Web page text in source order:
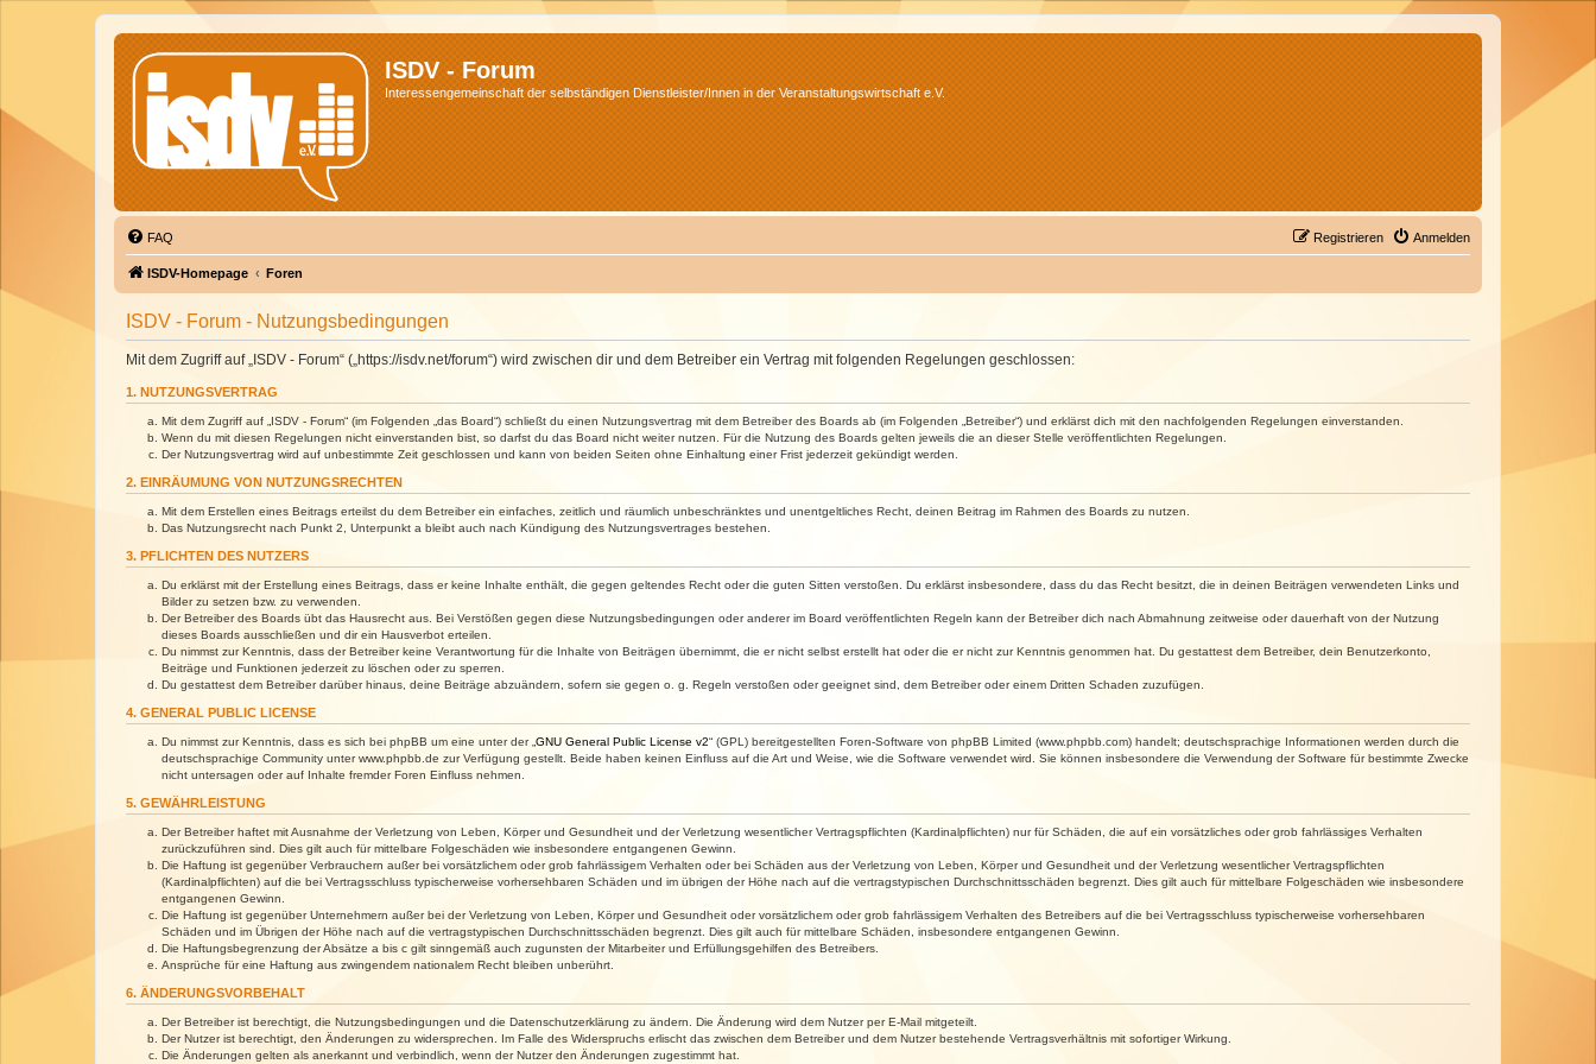
ISDV - Forum
Interessengemeinschaft der selbständigen Dienstleister/Innen in der Veranstaltungswirtschaft e.V.
FAQ Anmelden
Registrieren
ISDV-Homepage Foren
ISDV - Forum - Nutzungsbedingungen
Mit dem Zugriff auf „ISDV - Forum“ („https://isdv.net/forum“) wird zwischen dir und dem Betreiber ein Vertrag mit folgenden Regelungen geschlossen:
1. NUTZUNGSVERTRAG
Mit dem Zugriff auf „ISDV - Forum“ (im Folgenden „das Board“) schließt du einen Nutzungsvertrag mit dem Betreiber des Boards ab (im Folgenden „Betreiber“) und erklärst dich mit den nachfolgenden Regelungen einverstanden.
Wenn du mit diesen Regelungen nicht einverstanden bist, so darfst du das Board nicht weiter nutzen. Für die Nutzung des Boards gelten jeweils die an dieser Stelle veröffentlichten Regelungen.
Der Nutzungsvertrag wird auf unbestimmte Zeit geschlossen und kann von beiden Seiten ohne Einhaltung einer Frist jederzeit gekündigt werden.
2. EINRÄUMUNG VON NUTZUNGSRECHTEN
Mit dem Erstellen eines Beitrags erteilst du dem Betreiber ein einfaches, zeitlich und räumlich unbeschränktes und unentgeltliches Recht, deinen Beitrag im Rahmen des Boards zu nutzen.
Das Nutzungsrecht nach Punkt 2, Unterpunkt a bleibt auch nach Kündigung des Nutzungsvertrages bestehen.
3. PFLICHTEN DES NUTZERS
Du erklärst mit der Erstellung eines Beitrags, dass er keine Inhalte enthält, die gegen geltendes Recht oder die guten Sitten verstoßen. Du erklärst insbesondere, dass du das Recht besitzt, die in deinen Beiträgen verwendeten Links und
Bilder zu setzen bzw. zu verwenden.
Der Betreiber des Boards übt das Hausrecht aus. Bei Verstößen gegen diese Nutzungsbedingungen oder anderer im Board veröffentlichten Regeln kann der Betreiber dich nach Abmahnung zeitweise oder dauerhaft von der Nutzung
dieses Boards ausschließen und dir ein Hausverbot erteilen.
Du nimmst zur Kenntnis, dass der Betreiber keine Verantwortung für die Inhalte von Beiträgen übernimmt, die er nicht selbst erstellt hat oder die er nicht zur Kenntnis genommen hat. Du gestattest dem Betreiber, dein Benutzerkonto,
Beiträge und Funktionen jederzeit zu löschen oder zu sperren.
Du gestattest dem Betreiber darüber hinaus, deine Beiträge abzuändern, sofern sie gegen o. g. Regeln verstoßen oder geeignet sind, dem Betreiber oder einem Dritten Schaden zuzufügen.
4. GENERAL PUBLIC LICENSE
Du nimmst zur Kenntnis, dass es sich bei phpBB um eine unter der „ GNU General Public License v2“ (GPL) bereitgestellten Foren-Software von phpBB Limited (www.phpbb.com) handelt; deutschsprachige Informationen werden durch die
deutschsprachige Community unter www.phpbb.de zur Verfügung gestellt. Beide haben keinen Einfluss auf die Art und Weise, wie die Software verwendet wird. Sie können insbesondere die Verwendung der Software für bestimmte Zwecke
nicht untersagen oder auf Inhalte fremder Foren Einfluss nehmen.
5. GEWÄHRLEISTUNG
Der Betreiber haftet mit Ausnahme der Verletzung von Leben, Körper und Gesundheit und der Verletzung wesentlicher Vertragspflichten (Kardinalpflichten) nur für Schäden, die auf ein vorsätzliches oder grob fahrlässiges Verhalten
zurückzuführen sind. Dies gilt auch für mittelbare Folgeschäden wie insbesondere entgangenen Gewinn.
Die Haftung ist gegenüber Verbrauchern außer bei vorsätzlichem oder grob fahrlässigem Verhalten oder bei Schäden aus der Verletzung von Leben, Körper und Gesundheit und der Verletzung wesentlicher Vertragspflichten
(Kardinalpflichten) auf die bei Vertragsschluss typischerweise vorhersehbaren Schäden und im übrigen der Höhe nach auf die vertragstypischen Durchschnittsschäden begrenzt. Dies gilt auch für mittelbare Folgeschäden wie insbesondere
entgangenen Gewinn.
Die Haftung ist gegenüber Unternehmern außer bei der Verletzung von Leben, Körper und Gesundheit oder vorsätzlichem oder grob fahrlässigem Verhalten des Betreibers auf die bei Vertragsschluss typischerweise vorhersehbaren
Schäden und im Übrigen der Höhe nach auf die vertragstypischen Durchschnittsschäden begrenzt. Dies gilt auch für mittelbare Schäden, insbesondere entgangenen Gewinn.
Die Haftungsbegrenzung der Absätze a bis c gilt sinngemäß auch zugunsten der Mitarbeiter und Erfüllungsgehilfen des Betreibers.
Ansprüche für eine Haftung aus zwingendem nationalem Recht bleiben unberührt.
6. ÄNDERUNGSVORBEHALT
Der Betreiber ist berechtigt, die Nutzungsbedingungen und die Datenschutzerklärung zu ändern. Die Änderung wird dem Nutzer per E-Mail mitgeteilt.
Der Nutzer ist berechtigt, den Änderungen zu widersprechen. Im Falle des Widerspruchs erlischt das zwischen dem Betreiber und dem Nutzer bestehende Vertragsverhältnis mit sofortiger Wirkung.
Die Änderungen gelten als anerkannt und verbindlich, wenn der Nutzer den Änderungen zugestimmt hat.